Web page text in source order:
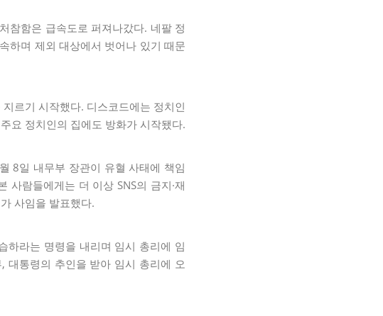
참함은 급속도로 퍼져나갔다. 네팔 정
하며 제외 대상에서 벗어나 있기 때문
르기 시작했다. 디스코드에는 정치인
요 정치인의 집에도 방화가 시작됐다.
8일 내무부 장관이 유혈 사태에 책임
사람들에게는 더 이상 SNS의 금지·재
사임을 발표했다.
하라는 명령을 내리며 임시 총리에 임
대통령의 추인을 받아 임시 총리에 오